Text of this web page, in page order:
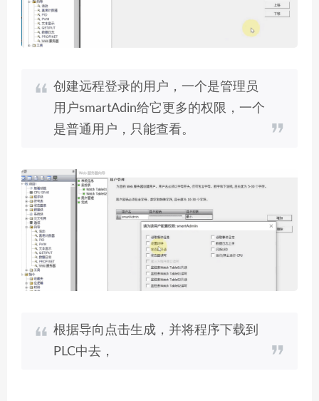
创建远程登录的用户，一个是管理员
用户smartAdin给它更多的权限，一个
是普通用户，只能查看。
根据导向点击生成，并将程序下载到
PLC中去，